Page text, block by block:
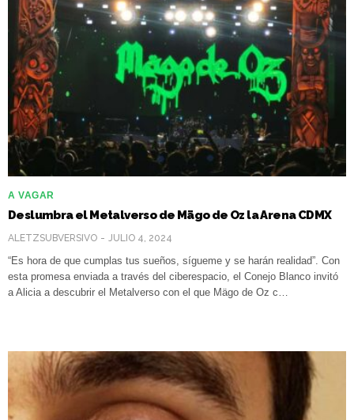
A VAGAR
Deslumbra el Metalverso de Mägo de Oz la Arena CDMX
ALETZSUBVERSIVO JULIO 4, 2024
“Es hora de que cumplas tus sueños, sígueme y se harán realidad”. Con
esta promesa enviada a través del ciberespacio, el Conejo Blanco invitó
a Alicia a descubrir el Metalverso con el que Mägo de Oz c…